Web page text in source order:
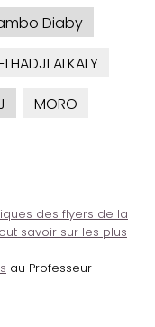
Diaby
ALKALY
MORO
des flyers de la
savoir sur les plus
au Professeur